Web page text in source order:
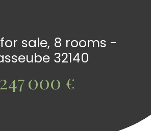
sale, 8 rooms -
32140
247 000 €